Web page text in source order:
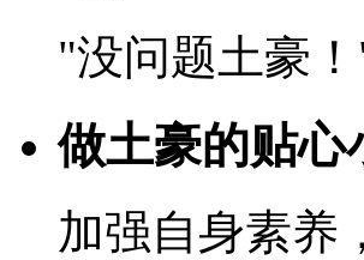
"没问题土豪
做土豪的贴心
加强自身素养